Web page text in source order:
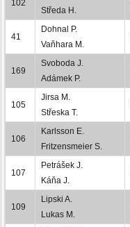
102
Středa H.
41
Dohnal P.
Vaňhara M.
169
Svoboda J.
Adámek P.
105
Jirsa M.
Střeska T.
106
Karlsson E.
Fritzensmeier S.
107
Petrášek J.
Káňa J.
109
Lipski A.
Lukas M.